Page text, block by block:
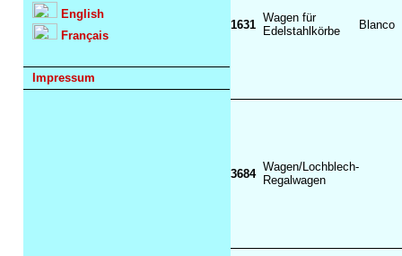
English
Français
Impressum
1631
Wagen für
Edelstahlkörbe
Blanco
3684
Wagen/Lochblech-
Regalwagen